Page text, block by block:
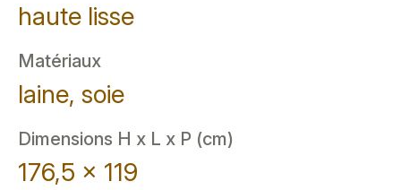
haute lisse
Matériaux
laine, soie
Dimensions H x L x P (cm)
176,5 x 119